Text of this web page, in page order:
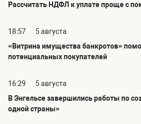
Рассчитать НДФЛ к уплате проще с
18:57
5 августа
«Витрина имущества банкротов»
потенциальных покупателей
16:29
5 августа
В Энгельсе завершились работы по
одной страны»